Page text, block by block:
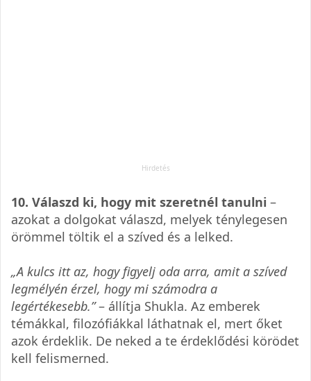
10. Válaszd ki, hogy mit szeretnél tanulni –
azokat a dolgokat válaszd, melyek ténylegesen
örömmel töltik el a szíved és a lelked.
„A kulcs itt az, hogy figyelj oda arra, amit a szíved
legmélyén érzel, hogy mi számodra a
legértékesebb.”– állítja Shukla. Az emberek
témákkal, filozófiákkal láthatnak el, mert őket
azok érdeklik. De neked a te érdeklődési körödet
kell felismerned.